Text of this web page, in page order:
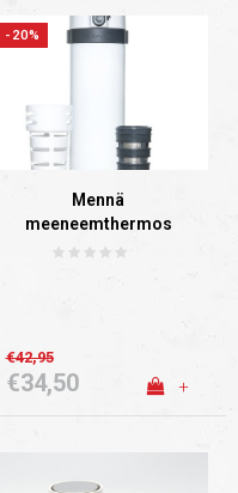
-20%
Mennä
meeneemthermos
(Wit)
€42,95
€34,50 +